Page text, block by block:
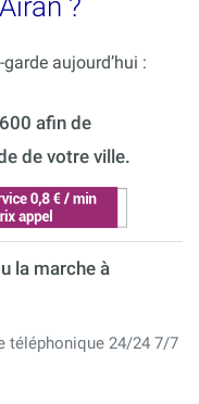
aujourd’hui :
afin de
de votre ville.
la marche à
téléphonique 24/24 7/7